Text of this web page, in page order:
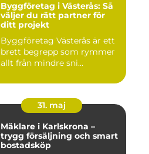
Byggföretag i Västerås: Så
väljer du rätt partner för
ditt projekt
Byggföretag Västerås är ett
brett begrepp som rymmer
allt från mindre sni...
31. maj
Mäklare i Karlskrona –
trygg försäljning och smart
bostadsköp